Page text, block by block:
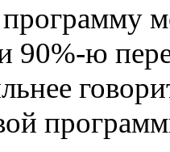
90%-ю